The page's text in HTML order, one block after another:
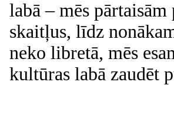
labā – mēs
skaitļus, līdz
neko libretā, mēs
kultūras labā zaudēt